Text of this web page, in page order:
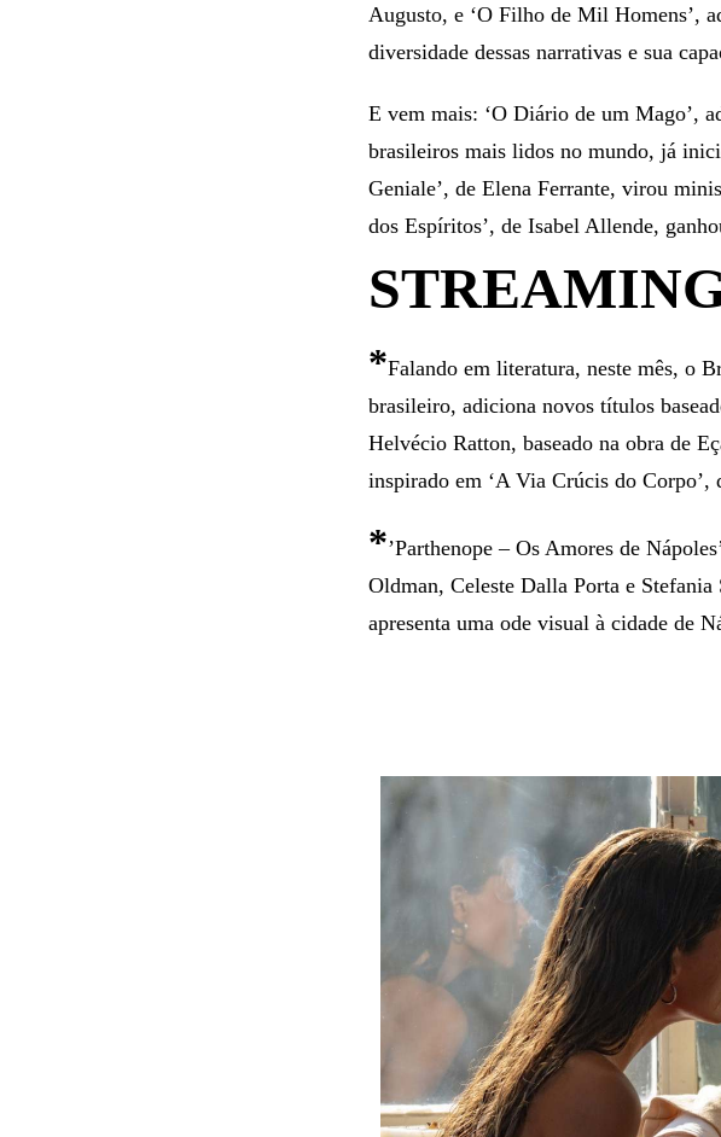
Augusto, e ‘O Filho de Mil Homens’,
diversidade dessas narrativas e sua
E vem mais: ‘O Diário de um Mago’,
brasileiros mais lidos no mundo, já
Geniale’, de Elena Ferrante, virou
dos Espíritos’, de Isabel Allende,
*Falando em literatura, neste mês, o
brasileiro, adiciona novos títulos
Helvécio Ratton, baseado na obra de
inspirado em ‘A Via Crúcis do Corpo’,
*’Parthenope – Os Amores de
Oldman, Celeste Dalla Porta e
apresenta uma ode visual à cidade de